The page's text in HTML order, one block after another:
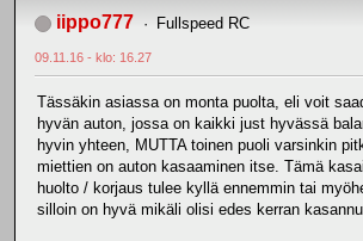
iippo777 Fullspeed RC
09.11.16 - klo: 16.27
Tässäkin asiassa on monta puolta, eli voit
hyvän auton, jossa on kaikki just hyvässä
hyvin yhteen, MUTTA toinen puoli varsinkin
miettien on auton kasaaminen itse. Tämä
huolto / korjaus tulee kyllä ennemmin tai
silloin on hyvä mikäli olisi edes kerran